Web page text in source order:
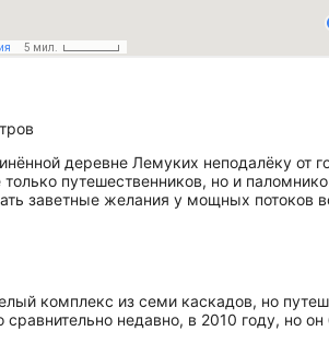
деревне Лемуких неподалёку
путешественников, но и
заветные желания у мощных потоков
комплекс из семи каскадов, но
сравнительно недавно, в 2010 году, но